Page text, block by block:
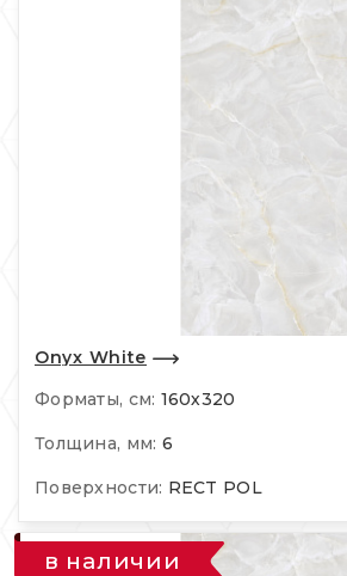
Onyx White
Форматы, см: 160х320
Толщина, мм: 6
Поверхности: RECT POL
в наличии